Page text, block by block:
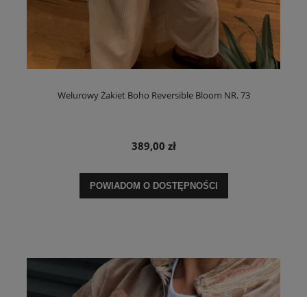
Welurowy Żakiet Boho Reversible Bloom NR. 73
389,00 zł
POWIADOM O DOSTĘPNOŚCI